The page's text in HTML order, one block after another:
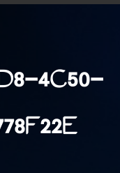
4C50-